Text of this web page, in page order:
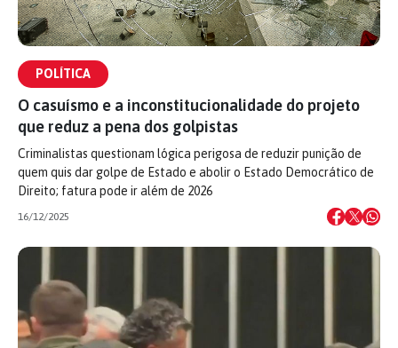
POLÍTICA
O casuísmo e a inconstitucionalidade do projeto
que reduz a pena dos golpistas
Criminalistas questionam lógica perigosa de reduzir punição de
quem quis dar golpe de Estado e abolir o Estado Democrático de
Direito; fatura pode ir além de 2026
16/12/2025